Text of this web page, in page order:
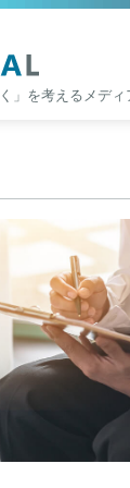
」を考えるメディ